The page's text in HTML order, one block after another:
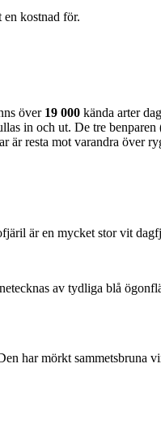
en kostnad för.
över 19 000 kända arter
in och ut. De tre
är resta mot varandra över
är en mycket stor vit
av tydliga blå
har mörkt sammetsbruna